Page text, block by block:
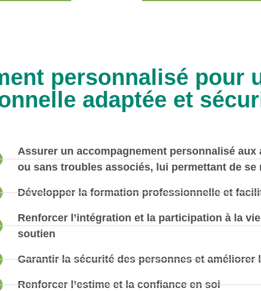
personnalisé pour
adaptée et
Assurer un accompagnement personnalisé
ou sans troubles associés, lui permettant de
Développer la formation professionnelle et
Renforcer l’intégration et la participation à la
soutien
Garantir la sécurité des personnes et
Renforcer l’estime et la confiance en soi